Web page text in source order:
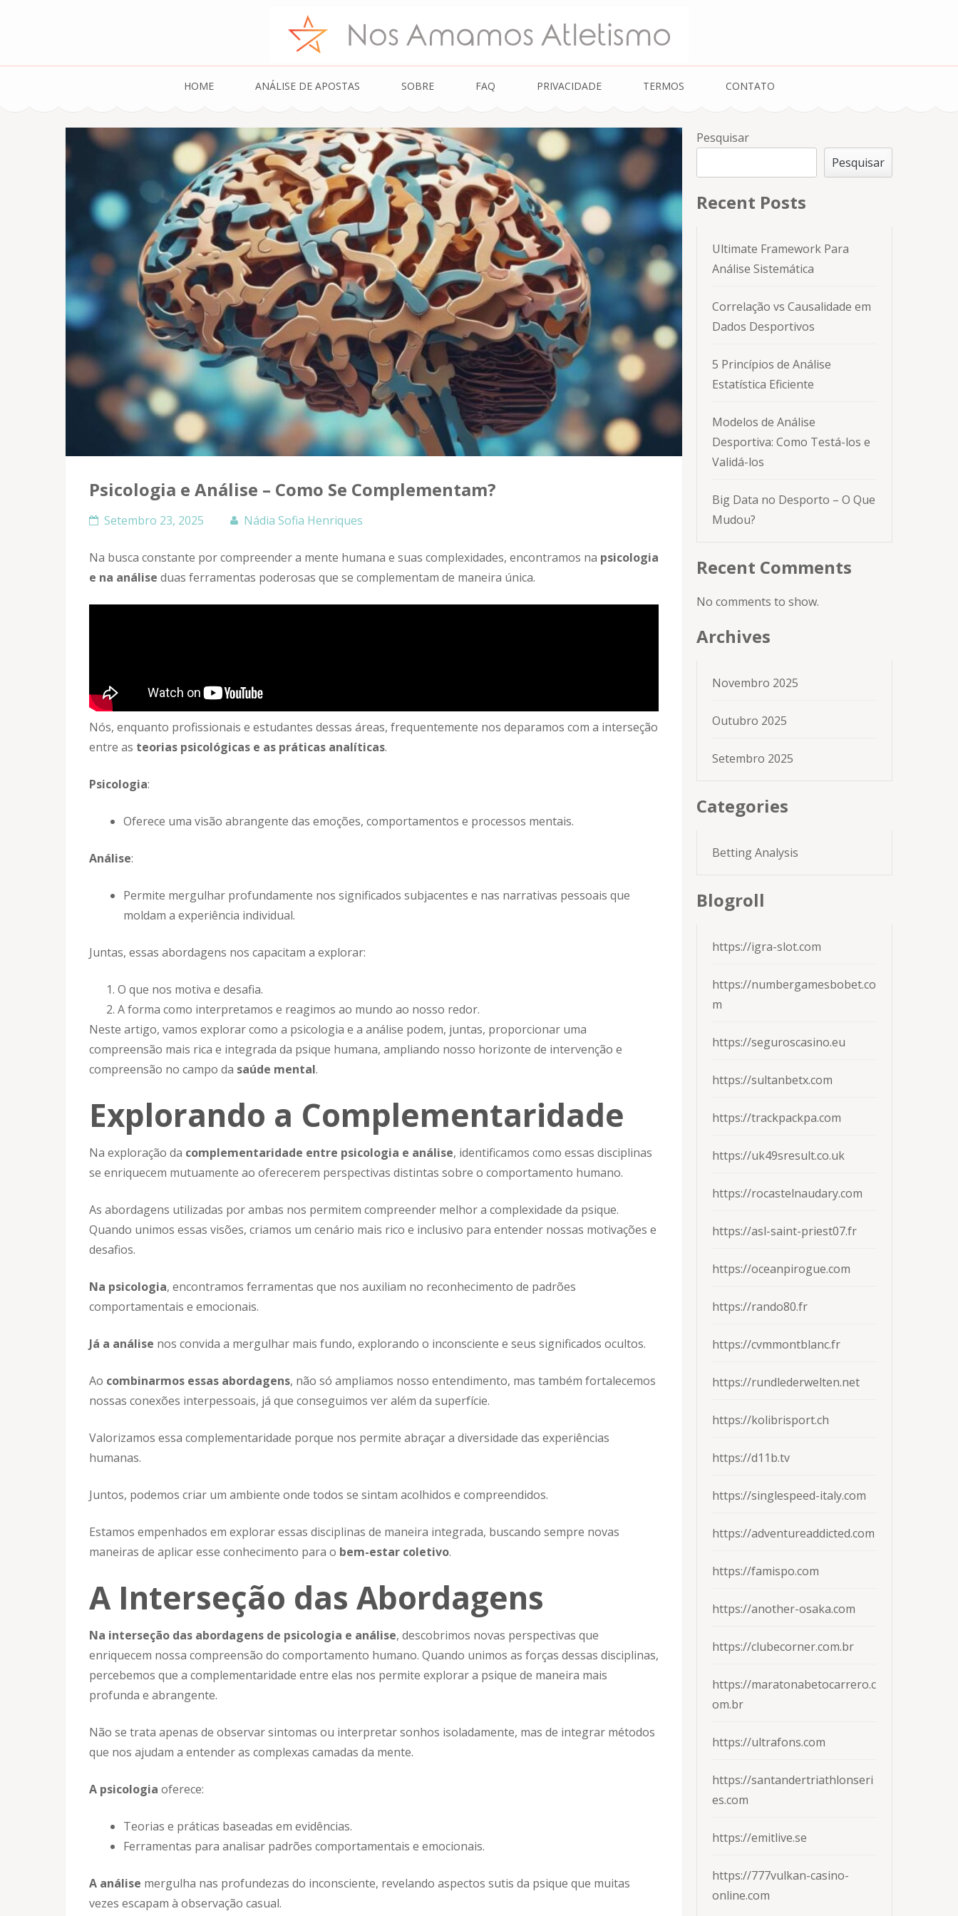
NosAmamosAtletismo.net – Betting Analysis
HOME ANÁLISE DE APOSTAS SOBRE FAQ PRIVACIDADE TERMOS CONTATO
Psicologia e Análise – Como Se Complementam?
Setembro 23, 2025 Nádia Sofia Henriques
Na busca constante por compreender a mente humana e suas complexidades, encontramos na psicologia
e na análise duas ferramentas poderosas que se complementam de maneira única.
Nós, enquanto profissionais e estudantes dessas áreas, frequentemente nos deparamos com a interseção
entre as teorias psicológicas e as práticas analíticas.
Psicologia:
Oferece uma visão abrangente das emoções, comportamentos e processos mentais.
Análise:
Permite mergulhar profundamente nos significados subjacentes e nas narrativas pessoais que
moldam a experiência individual.
Juntas, essas abordagens nos capacitam a explorar:
O que nos motiva e desafia.
A forma como interpretamos e reagimos ao mundo ao nosso redor.
Neste artigo, vamos explorar como a psicologia e a análise podem, juntas, proporcionar uma
compreensão mais rica e integrada da psique humana, ampliando nosso horizonte de intervenção e
compreensão no campo da saúde mental.
Explorando a Complementaridade
Na exploração da complementaridade entre psicologia e análise, identificamos como essas disciplinas
se enriquecem mutuamente ao oferecerem perspectivas distintas sobre o comportamento humano.
As abordagens utilizadas por ambas nos permitem compreender melhor a complexidade da psique.
Quando unimos essas visões, criamos um cenário mais rico e inclusivo para entender nossas motivações e
desafios.
Na psicologia, encontramos ferramentas que nos auxiliam no reconhecimento de padrões
comportamentais e emocionais.
Já a análise nos convida a mergulhar mais fundo, explorando o inconsciente e seus significados ocultos.
Ao combinarmos essas abordagens, não só ampliamos nosso entendimento, mas também fortalecemos
nossas conexões interpessoais, já que conseguimos ver além da superfície.
Valorizamos essa complementaridade porque nos permite abraçar a diversidade das experiências
humanas.
Juntos, podemos criar um ambiente onde todos se sintam acolhidos e compreendidos.
Estamos empenhados em explorar essas disciplinas de maneira integrada, buscando sempre novas
maneiras de aplicar esse conhecimento para o bem-estar coletivo.
A Interseção das Abordagens
Na interseção das abordagens de psicologia e análise, descobrimos novas perspectivas que
enriquecem nossa compreensão do comportamento humano. Quando unimos as forças dessas disciplinas,
percebemos que a complementaridade entre elas nos permite explorar a psique de maneira mais
profunda e abrangente.
Não se trata apenas de observar sintomas ou interpretar sonhos isoladamente, mas de integrar métodos
que nos ajudam a entender as complexas camadas da mente.
A psicologia oferece:
Teorias e práticas baseadas em evidências.
Ferramentas para analisar padrões comportamentais e emocionais.
A análise mergulha nas profundezas do inconsciente, revelando aspectos sutis da psique que muitas
vezes escapam à observação casual.
Pesquisar
Pesquisar
Recent Posts
Ultimate Framework Para
Análise Sistemática
Correlação vs Causalidade em
Dados Desportivos
5 Princípios de Análise
Estatística Eficiente
Modelos de Análise
Desportiva: Como Testá-los e
Validá-los
Big Data no Desporto – O Que
Mudou?
Recent Comments
No comments to show.
Archives
Novembro 2025
Outubro 2025
Setembro 2025
Categories
Betting Analysis
Blogroll
https://igra-slot.com
https://numbergamesbobet.co
m
https://seguroscasino.eu
https://sultanbetx.com
https://trackpackpa.com
https://uk49sresult.co.uk
https://rocastelnaudary.com
https://asl-saint-priest07.fr
https://oceanpirogue.com
https://rando80.fr
https://cvmmontblanc.fr
https://rundlederwelten.net
https://kolibrisport.ch
https://d11b.tv
https://singlespeed-italy.com
https://adventureaddicted.com
https://famispo.com
https://another-osaka.com
https://clubecorner.com.br
https://maratonabetocarrero.c
om.br
https://ultrafons.com
https://santandertriathlonseri
es.com
https://emitlive.se
https://777vulkan-casino-
online.com